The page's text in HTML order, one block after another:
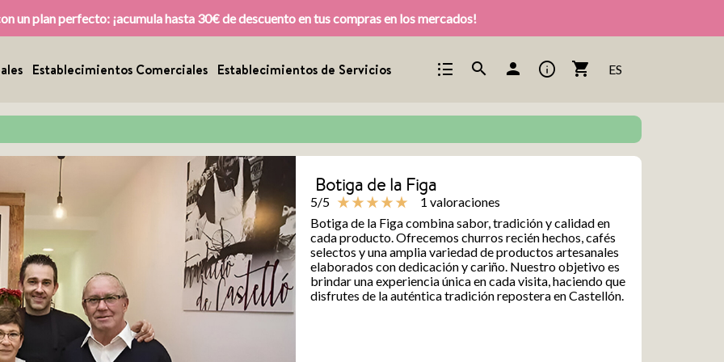
un plan perfecto: ¡acumula hasta 30€ de descuento en tus compras en los mercados!
Establecimientos Comerciales Establecimientos de Servicios format_list_bulleted search person info shopping_cart ES
Botiga de la Figa
5/5 star_rate star_rate star_rate star_rate star_rate
1 valoraciones
Botiga de la Figa combina sabor, tradición y calidad en
cada producto. Ofrecemos churros recién hechos, cafés
selectos y una amplia variedad de productos artesanales
elaborados con dedicación y cariño. Nuestro objetivo es
brindar una experiencia única en cada visita, haciendo que
disfrutes de la auténtica tradición repostera en Castellón.